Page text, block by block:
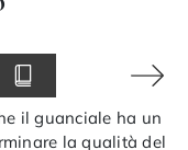
il guanciale ha un
la qualità del